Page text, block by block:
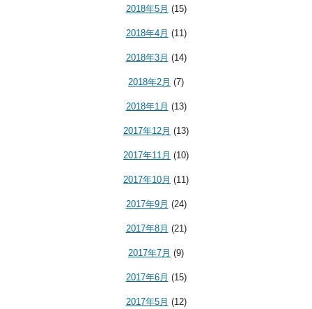
2018年5月 (15)
2018年4月 (11)
2018年3月 (14)
2018年2月 (7)
2018年1月 (13)
2017年12月 (13)
2017年11月 (10)
2017年10月 (11)
2017年9月 (24)
2017年8月 (21)
2017年7月 (9)
2017年6月 (15)
2017年5月 (12)